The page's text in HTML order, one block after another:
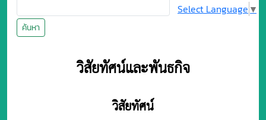
ค้นหา
Select Language ▼
วิสัยทัศน์และพันธกิจ
วิสัยทัศน์